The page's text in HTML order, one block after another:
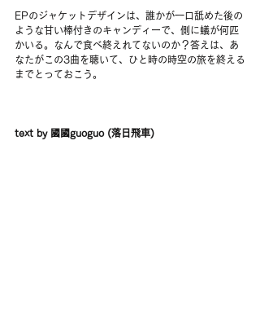
EPのジャケットデザインは、誰かが一口舐めた後の
ような甘い棒付きのキャンディーで、側に蟻が何匹
かいる。なんで食べ終えれてないのか？答えは、あ
なたがこの3曲を聴いて、ひと時の時空の旅を終える
までとっておこう。
text by 國國guoguo (落日飛車)